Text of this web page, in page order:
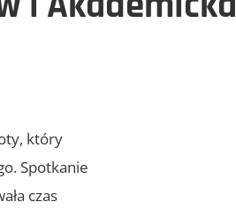
który
Spotkanie
czas